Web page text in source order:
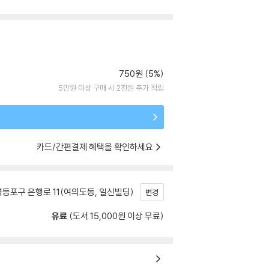
750원 (5%)
5만원 이상 구매 시 2천원 추가 적립
카드/간편결제 혜택을 확인하세요
포구 은행로 11(여의도동, 일신빌딩) 변경
유료 (도서 15,000원 이상 무료)